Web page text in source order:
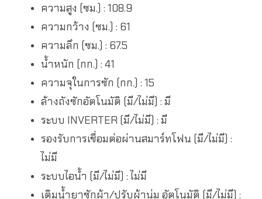
ความสูง (ซม.) : 108.9
ความกว้าง (ซม.) : 61
ความลึก (ซม.) : 67.5
น้ำหนัก (กก.) : 41
ความจุในการซัก (กก.) : 15
ล้างถังซักอัตโนมัติ (มี/ไม่มี) : มี
ระบบ INVERTER (มี/ไม่มี) : มี
รองรับการเชื่อมต่อผ่านสมาร์ทโฟน (มี/ไม่มี) :
ไม่มี
ระบบไอน้ำ (มี/ไม่มี) : ไม่มี
เติมน้ำยาซักผ้า/ปรับผ้านุ่ม อัตโนมัติ (มี/ไม่มี) :